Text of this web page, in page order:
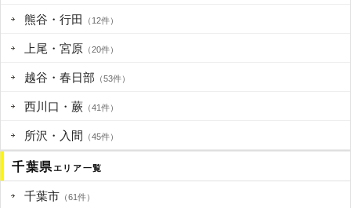
熊谷・行田 （12件）
上尾・宮原 （20件）
越谷・春日部 （53件）
西川口・蕨 （41件）
所沢・入間 （45件）
千葉県 エリア一覧
千葉市 （61件）